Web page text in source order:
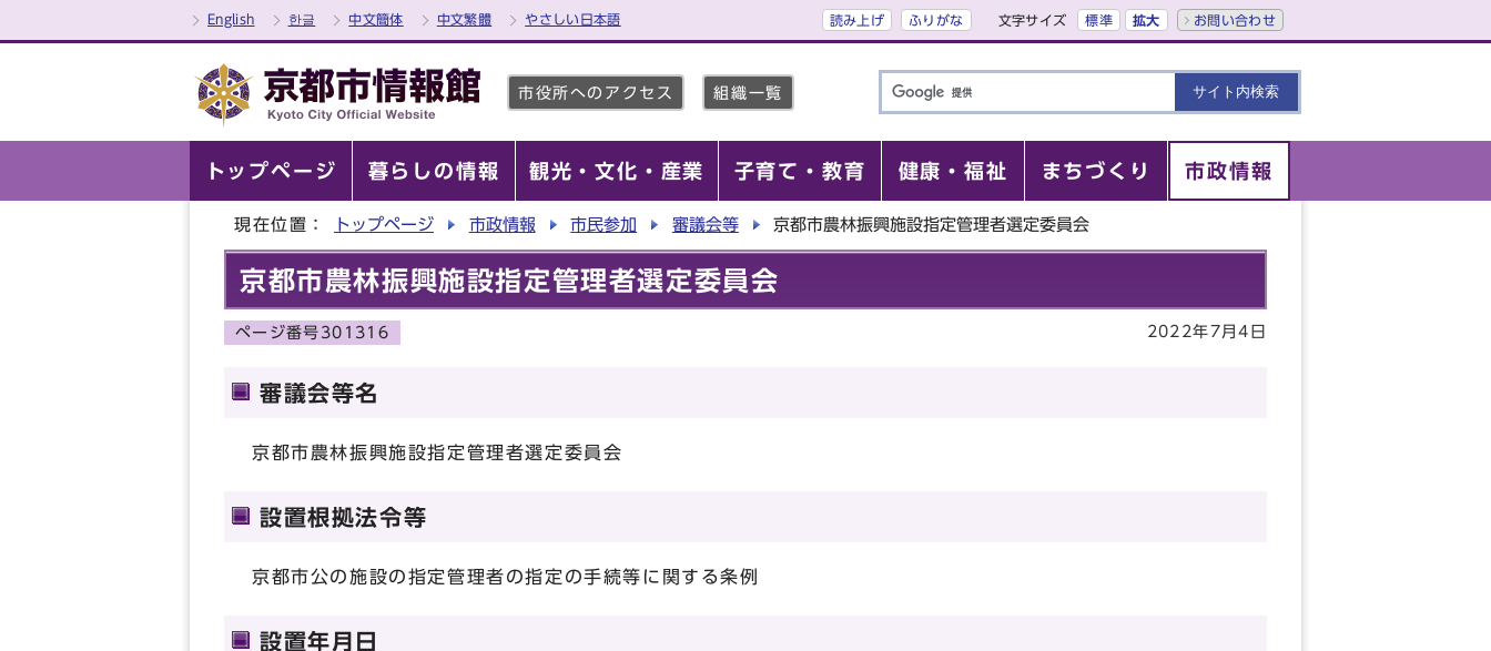
English 한글 中文簡体 中文繁體 やさしい日本語 読み上げ ふりがな 文字サイズ 標準 拡大 お問い合わせ
市役所へのアクセス 組織一覧
トップページ 暮らしの情報 観光・文化・産業 子育て・教育 健康・福祉 まちづくり 市政情報
現在位置： トップページ 市政情報 市民参加 審議会等 京都市農林振興施設指定管理者選定委員会
京都市農林振興施設指定管理者選定委員会
ページ番号301316 2022年7月4日
審議会等名
京都市農林振興施設指定管理者選定委員会
設置根拠法令等
京都市公の施設の指定管理者の指定の手続等に関する条例
設置年月日